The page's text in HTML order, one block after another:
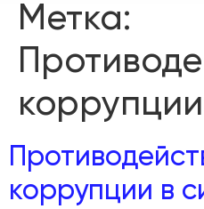
Метка:
коррупции
коррупции в